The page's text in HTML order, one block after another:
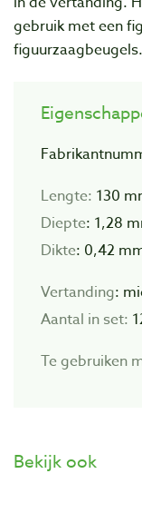
gebruik met een
figuurzaagbeugels.
Lengte: 130
Diepte: 1,28
Dikte: 0,42
Vertanding:
Aantal in set:
Te gebruiken
Bekijk ook